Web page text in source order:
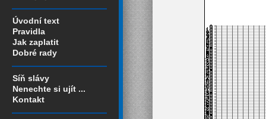
Úvodní text
Pravidla
Jak zaplatit
Dobré rady
Síň slávy
Nenechte si ujít ...
Kontakt